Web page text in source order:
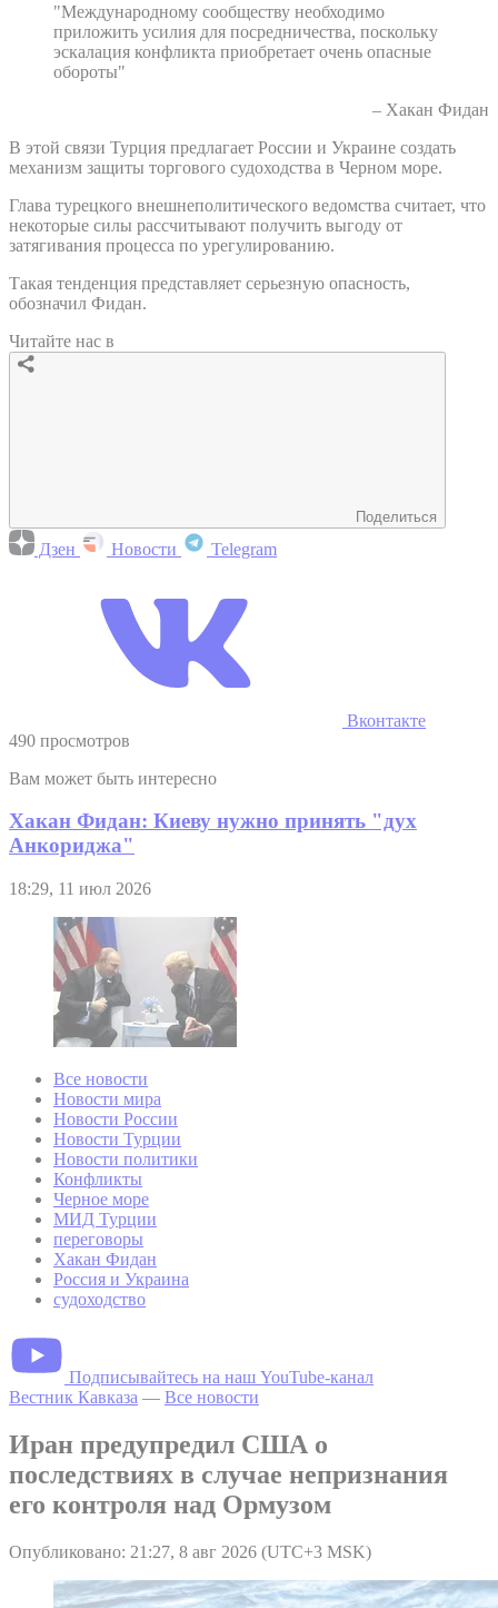
"Международному сообществу необходимо
приложить усилия для посредничества, поскольку
эскалация конфликта приобретает очень опасные
обороты"
– Хакан Фидан
В этой связи Турция предлагает России и Украине создать
механизм защиты торгового судоходства в Черном море.
Глава турецкого внешнеполитического ведомства считает, что
некоторые силы рассчитывают получить выгоду от
затягивания процесса по урегулированию.
Такая тенденция представляет серьезную опасность,
обозначил Фидан.
Читайте нас в
Поделиться
Дзен Новости Telegram
Вконтакте
490 просмотров
Вам может быть интересно
Хакан Фидан: Киеву нужно принять "дух
Анкориджа"
18:29, 11 июл 2026
Все новости
Новости мира
Новости России
Новости Турции
Новости политики
Конфликты
Черное море
МИД Турции
переговоры
Хакан Фидан
Россия и Украина
судоходство
Подписывайтесь на наш YouTube-канал
Вестник Кавказа — Все новости
Иран предупредил США о
последствиях в случае непризнания
его контроля над Ормузом
Опубликовано: 21:27, 8 авг 2026 (UTC+3 MSK)